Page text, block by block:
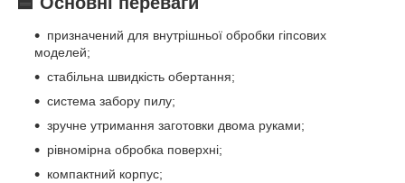
призначений для внутрішньої обробки гіпсових
моделей;
стабільна швидкість обертання;
система забору пилу;
зручне утримання заготовки двома руками;
рівномірна обробка поверхні;
компактний корпус;